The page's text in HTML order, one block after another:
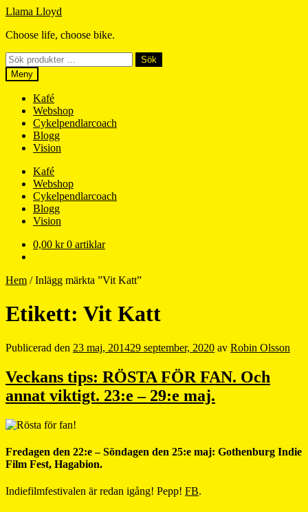
Hoppa
navigering
Hoppa
innehåll
Llama Lloyd
Choose life, choose bike.
Sök
efter:
Sök
Meny
Kafé
Webshop
Cykelpendlarcoach
Blogg
Vision
Kafé
Webshop
Cykelpendlarcoach
Blogg
Vision
0,00 kr 0 artiklar
Hem /Inlägg märkta ”Vit Katt”
Etikett: Vit Katt
Publicerad den 23 maj, 201429 september, 2020 av Robin Olsson
Veckans tips: RÖSTA FÖR FAN. Och
annat viktigt. 23:e – 29:e maj.
Fredagen den 22:e – Söndagen den 25:e maj: Gothenburg Indie
Film Fest, Hagabion.
Indiefilmfestivalen är redan igång! Pepp! FB.